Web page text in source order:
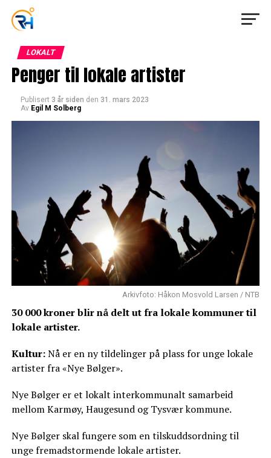
LOKALT
Penger til lokale artister
Publisert 3 år siden den 31. mars 2023
Av Egil M Solberg
Arkivfoto: Håkon Mosvold Larsen / NTB
30 000 kroner blir nå delt ut fra lokale kommuner til
lokale artister.
Kultur:Nå er en ny tildelinger på plass for unge lokale
artister fra «Nye Bølger».
Nye Bølger er et lokalt interkommunalt samarbeid
mellom Karmøy, Haugesund og Tysvær kommune.
Nye Bølger skal fungere som en tilskuddsordning til
unge fremadstormende lokale artister.